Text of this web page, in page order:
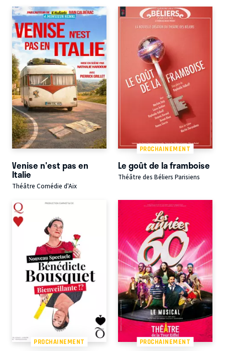
Venise n'est pas en
Italie
Théâtre Comédie d'Aix
PROCHAINEMENT
Le goût de la framboise
Théâtre des Béliers Parisiens
PROCHAINEMENT PROCHAINEMENT